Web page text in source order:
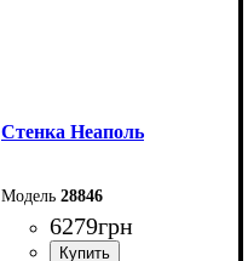
Cтенка Неаполь
28846
6279грн